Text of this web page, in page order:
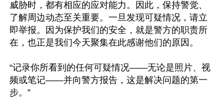
威胁时，都有相应的应对能力。因此，保持警觉、
了解周边动态至关重要。一旦发现可疑情况，请立
即举报。因为保护我们的安全，就是警方的职责所
在，也正是我们今天聚集在此感谢他们的原因。
“记录你所看到的任何可疑情况——无论是照片、视
频或笔记——并向警方报告，这是解决问题的第一
步。”